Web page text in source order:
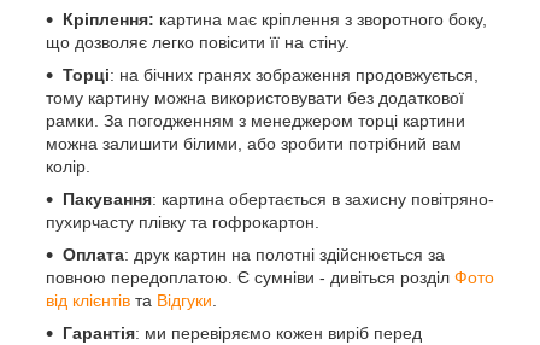
Кріплення: картина має кріплення з зворотного боку,
що дозволяє легко повісити її на стіну.
Торці: на бічних гранях зображення продовжується,
тому картину можна використовувати без додаткової
рамки. За погодженням з менеджером торці картини
можна залишити білими, або зробити потрібний вам
колір.
Пакування: картина обертається в захисну повітряно-
пухирчасту плівку та гофрокартон.
Оплата: друк картин на полотні здійснюється за
повною передоплатою. Є сумніви - дивіться розділ Фото
від клієнтів та Відгуки.
Гарантія: ми перевіряємо кожен виріб перед